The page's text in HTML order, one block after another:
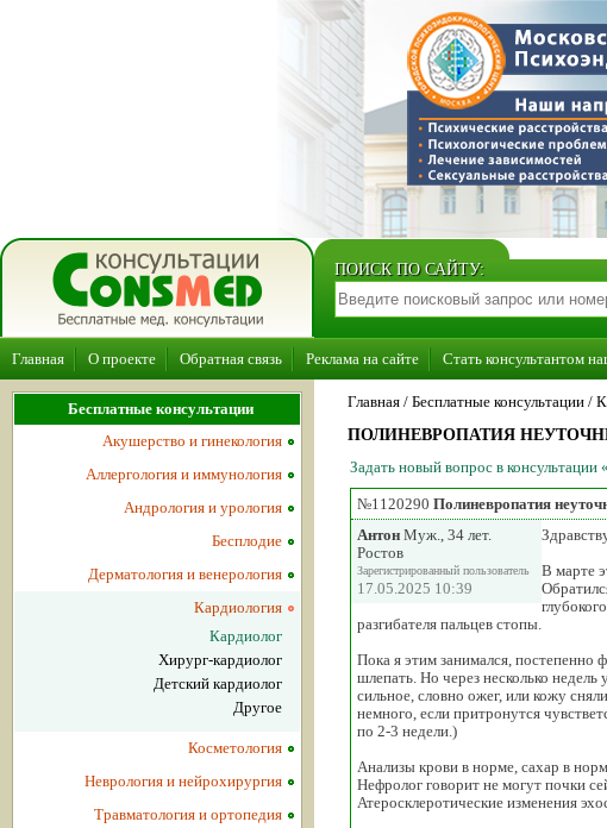
ПОИСК ПО САЙТУ:
Главная О проекте Обратная связь Реклама на сайте Стать консультантом
Главная / Бесплатные консультации /
ПОЛИНЕВРОПАТИЯ
Задать новый вопрос в
№1120290 Полиневропатия
Антон Муж., 34 лет.
Ростов
Зарегистрированный пользователь
17.05.2025 10:39
В марте
разгибателя пальцев стопы.
Пока я этим занимался, постепенно
шлепать. Но через несколько
сильное, словно ожег, или кожу
немного, если притронутся
по 2-3 недели.)
Анализы крови в норме, сахар в
Нефролог говорит не могут почки
Атеросклеротические изменения
Бесплатные консультации
Акушерство и гинекология
Аллергология и иммунология
Андрология и урология
Бесплодие
Дерматология и венерология
Кардиология
Кардиолог
Хирург-кардиолог
Детский кардиолог
Другое
Косметология
Неврология и нейрохирургия
Травматология и ортопедия